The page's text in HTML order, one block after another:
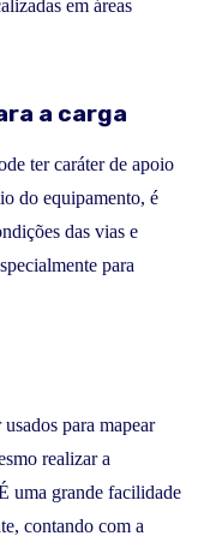
em áreas
a carga
ter caráter de apoio
do equipamento, é
das vias e
para
para mapear
realizar a
uma grande facilidade
contando com a